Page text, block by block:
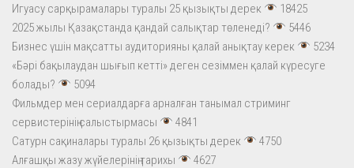
Игуасу сарқырамалары туралы 25 қызықты дерек
18425
2025 жылы Қазақстанда қандай салықтар төленеді?
5446
Бизнес үшін мақсатты аудиторияны қалай анықтау керек
5234
«Бәрі бақылаудан шығып кетті» деген сезіммен қалай күресуге
болады?
5094
Фильмдер мен сериалдарға арналған танымал стриминг
сервистерінің салыстырмасы
4841
Сатурн сақиналары туралы 26 қызықты дерек
4750
Алғашқы жазу жүйелерінің тарихы
4627